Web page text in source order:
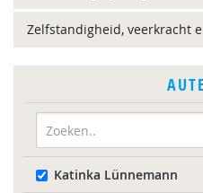
Zelfstandigheid, veerkracht
Katinka Lünnemann